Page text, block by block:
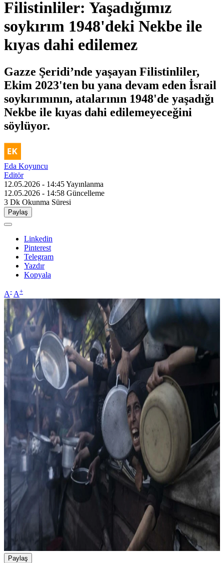
Filistinliler: Yaşadığımız
soykırım 1948'deki Nekbe ile
kıyas dahi edilemez
Gazze Şeridi’nde yaşayan Filistinliler,
Ekim 2023'ten bu yana devam eden İsrail
soykırımının, atalarının 1948'de yaşadığı
Nekbe ile kıyas dahi edilemeyeceğini
söylüyor.
Eda Koyuncu
Editör
12.05.2026 - 14:45Yayınlanma
12.05.2026 - 14:58 Güncelleme
3 Dk Okunma Süresi
Paylaş
Linkedin
Pinterest
Telegram
Yazdır
Kopyala
A- A+
Paylaş